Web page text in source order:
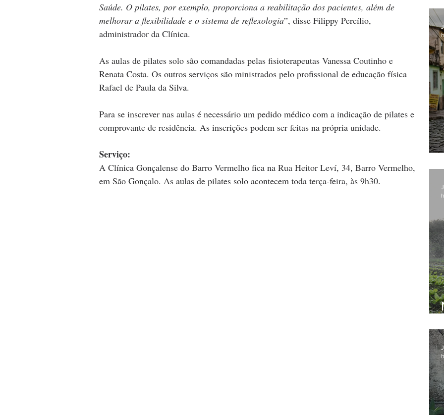
Saúde. O pilates, por exemplo, proporciona a reabilitação dos pacientes, além de
melhorar a flexibilidade e o sistema de reflexologia”, disse Filippy Percílio,
administrador da Clínica.
As aulas de pilates solo são comandadas pelas fisioterapeutas Vanessa Coutinho e
Renata Costa. Os outros serviços são ministrados pelo profissional de educação física
Rafael de Paula da Silva.
Para se inscrever nas aulas é necessário um pedido médico com a indicação de pilates e
comprovante de residência. As inscrições podem ser feitas na própria unidade.
Serviço:
A Clínica Gonçalense do Barro Vermelho fica na Rua Heitor Leví, 34, Barro Vermelho,
em São Gonçalo. As aulas de pilates solo acontecem toda terça-feira, às 9h30.